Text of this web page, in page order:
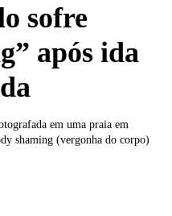
sofre
após ida
em uma praia em
shaming (vergonha do corpo)